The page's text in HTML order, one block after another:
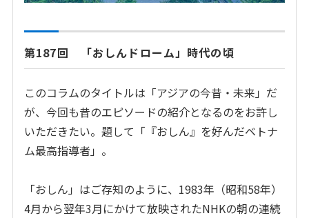
第187回 「おしんドローム」時代の頃
このコラムのタイトルは「アジアの今昔・未来」だ
が、今回も昔のエピソードの紹介となるのをお許し
いただきたい。題して「『おしん』を好んだベトナ
ム最高指導者」。
「おしん」はご存知のように、1983年（昭和58年）
4月から翌年3月にかけて放映されたNHKの朝の連続